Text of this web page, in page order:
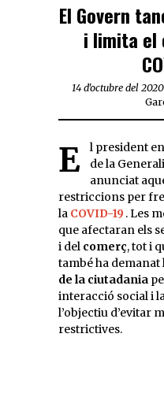
El Govern
i limita el
14 d'octubre del 2020
El president en funcions del Govern de la
anunciat
restriccions per
la COVID-19. Les
que afectaran els
i del comerç, tot i
també ha demanat
de la ciutadania
interacció social i
l’objectiu d’evitar
restrictives.